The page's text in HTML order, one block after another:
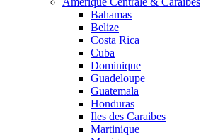
Bahamas
Belize
Costa Rica
Cuba
Dominique
Guadeloupe
Guatemala
Honduras
Iles des Caraibes
Martinique